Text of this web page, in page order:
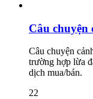
Câu chuyện
Câu chuyện
trường hợp lừa
dịch mua/bán.
22